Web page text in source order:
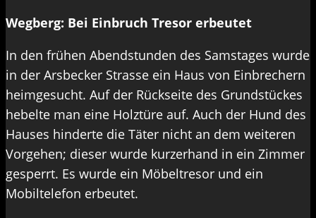
Wegberg: Bei Einbruch Tresor erbeutet
In den frühen Abendstunden des Samstages wurde
in der Arsbecker Strasse ein Haus von Einbrechern
heimgesucht. Auf der Rückseite des Grundstückes
hebelte man eine Holztüre auf. Auch der Hund des
Hauses hinderte die Täter nicht an dem weiteren
Vorgehen; dieser wurde kurzerhand in ein Zimmer
gesperrt. Es wurde ein Möbeltresor und ein
Mobiltelefon erbeutet.